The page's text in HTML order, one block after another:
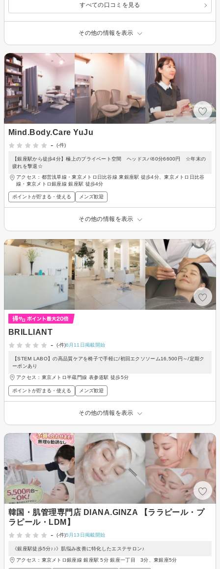
すべての口コミを見る
その他の情報を表示
Mind.Body.Care YuJu
-
(-件)
【銀座駅から徒歩4分】極上のプライベート空間 ヘッドスパ60分6600円 ☆年末の
疲れを撃退☆
アクセス：都営浅草線・東京メトロ日比谷線 東銀座駅 徒歩4分、東京メトロ日比谷
線・東京メトロ銀座線 銀座駅 徒歩4分
ポイントが貯まる・使える メンズ歓迎
その他の情報を表示
BRILLIANT
-
(-件)6月11日掲載開始
【STEM LABO】の高品質ケアを椅子で手軽に/初回エクソソーム16,500円～/定期ク
ーポンあり
アクセス：東京メトロ半蔵門線 表参道駅 徒歩5分
ポイントが貯まる・使える メンズ歓迎
その他の情報を表示
韓国・肌管理専門店 DIANA.GINZA 【ララピール・プ
ラピール・LDM】
-
(-件)5月13日掲載開始
《銀座駅徒歩5分♪♪》肌悩み改善に特化したエステサロン♪
アクセス：東京メトロ銀座線 銀座駅 5分 銀座一丁目 3分、東銀座5分